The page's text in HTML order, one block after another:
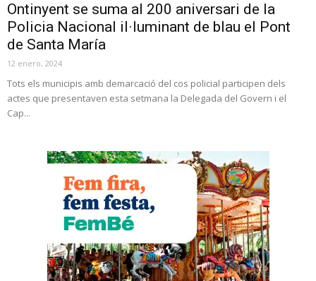
Ontinyent se suma al 200 aniversari de la
Policia Nacional il·luminant de blau el Pont
de Santa María
12 enero, 2024
Tots els municipis amb demarcació del cos policial participen dels
actes que presentaven esta setmana la Delegada del Govern i el
Cap...